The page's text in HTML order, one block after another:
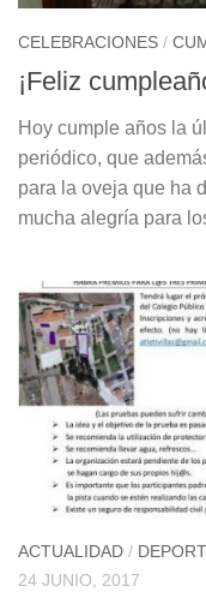
CELEBRACIONES /
¡Feliz
Hoy cumple años la
periódico, que
para la oveja que ha
mucha alegría para
ACTUALIDAD /
24 JUNIO, 2017